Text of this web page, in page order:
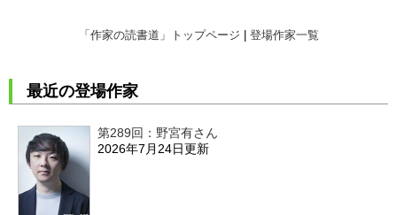
「作家の読書道」トップページ 登場作家一覧
最近の登場作家
第289回：野宮有さん
2026年7月24日更新